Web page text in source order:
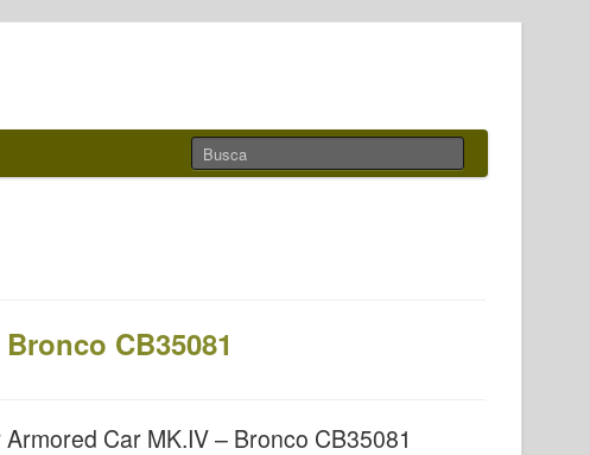
CB35081
Car MK.IV – Bronco CB35081